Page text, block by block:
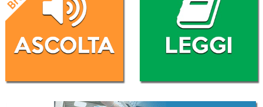
Arsiero Attualità In Evidenza Schio
Piovene Rocchette Velo d'Astico
Torna il dibattito sulla bretella
Piovene–Seghe, Cislaghi:
“Servono scelte coraggiose e
rapide”